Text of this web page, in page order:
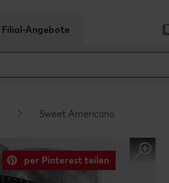
Filial-Angebote
Sweet Americano
per Pinterest teilen